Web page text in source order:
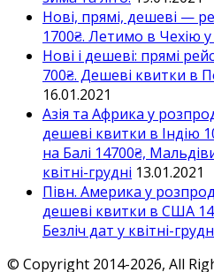
Нові, прямі, дешеві —
1700₴. Летимо в Чехію у
Нові і дешеві: прямі
700₴. Дешеві квитки в
16.01.2021
Азія та Африка у
дешеві квитки в Індію
на Балі 14700₴,
квітні-грудні 13.01.2021
Півн. Америка у
дешеві квитки в США
Безліч дат у квітні-
© Copyright 2014-2026, All